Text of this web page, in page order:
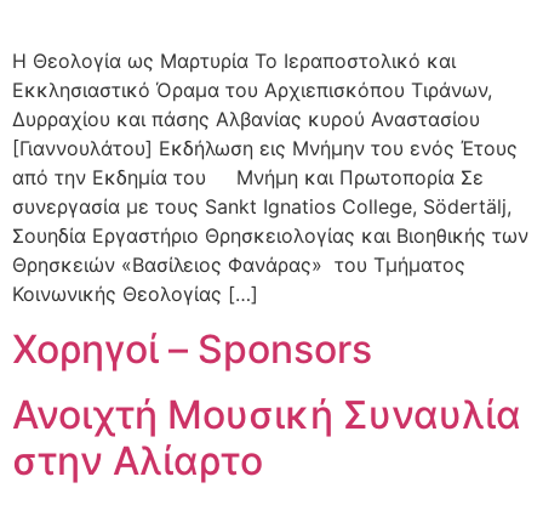
Η Θεολογία ως Μαρτυρία Το Ιεραποστολικό και
Εκκλησιαστικό Όραμα του Αρχιεπισκόπου Τιράνων,
Δυρραχίου και πάσης Αλβανίας κυρού Αναστασίου
[Γιαννουλάτου] Εκδήλωση εις Μνήμην του ενός Έτους
από την Εκδημία του Μνήμη και Πρωτοπορία Σε
συνεργασία με τους Sankt Ignatios College, Södertälj,
Σουηδία Εργαστήριο Θρησκειολογίας και Βιοηθικής των
Θρησκειών «Βασίλειος Φανάρας» του Τμήματος
Κοινωνικής Θεολογίας […]
Χορηγοί – Sponsors
Ανοιχτή Μουσική Συναυλία
στην Αλίαρτο